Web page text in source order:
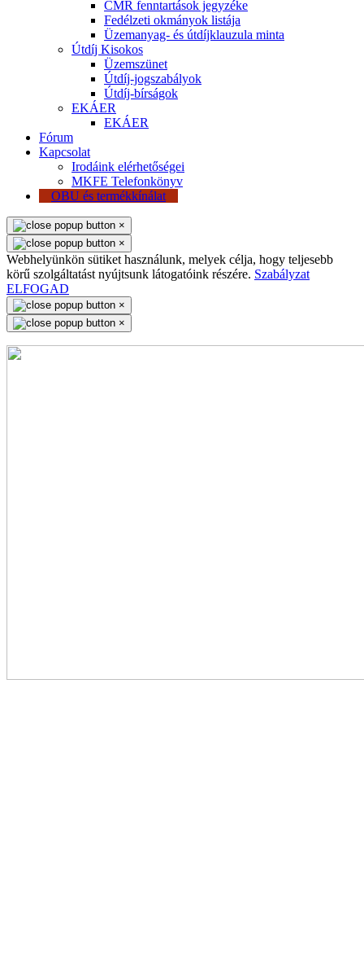
CMR fenntartások jegyzéke
Fedélzeti okmányok listája
Üzemanyag- és útdíjklauzula minta
Útdíj Kisokos
Üzemszünet
Útdíj-jogszabályok
Útdíj-bírságok
EKÁER
EKÁER
Fórum
Kapcsolat
Irodáink elérhetőségei
MKFE Telefonkönyv
OBU és termékkínálat
×
×
Webhelyünkön sütiket használunk, melyek célja, hogy teljesebb
körű szolgáltatást nyújtsunk látogatóink részére. Szabályzat
ELFOGAD
×
×